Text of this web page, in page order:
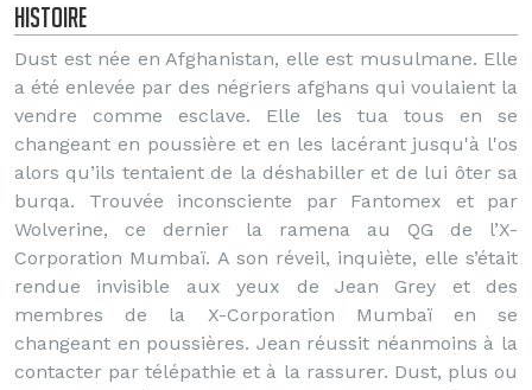
Histoire
Dust est née en Afghanistan, elle est musulmane. Elle
a été enlevée par des négriers afghans qui voulaient la
vendre comme esclave. Elle les tua tous en se
changeant en poussière et en les lacérant jusqu'à l'os
alors qu’ils tentaient de la déshabiller et de lui ôter sa
burqa. Trouvée inconsciente par Fantomex et par
Wolverine, ce dernier la ramena au QG de l’X-
Corporation Mumbaï. A son réveil, inquiète, elle s’était
rendue invisible aux yeux de Jean Grey et des
membres de la X-Corporation Mumbaï en se
changeant en poussières. Jean réussit néanmoins à la
contacter par télépathie et à la rassurer. Dust, plus ou